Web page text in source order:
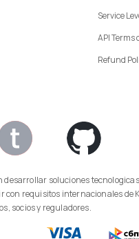
Service
API Terms
Refund
requisitos internacionales de
socios y reguladores.